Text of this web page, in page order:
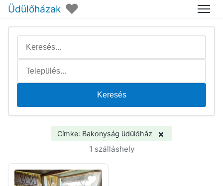
Üdülőházak ♥ Menü
Keresés
Címke: Bakonyság üdülőház ×
1 szálláshely